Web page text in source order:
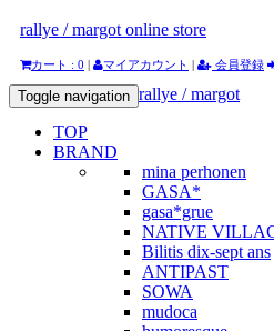
rallye / margot online store
カート : 0 | マイアカウント | 会員登録
rallye / margot
Toggle navigation
TOP
BRAND
mina perhonen
GASA*
gasa*grue
NATIVE
Bilitis dix-sept ans
ANTIPAST
SOWA
mudoca